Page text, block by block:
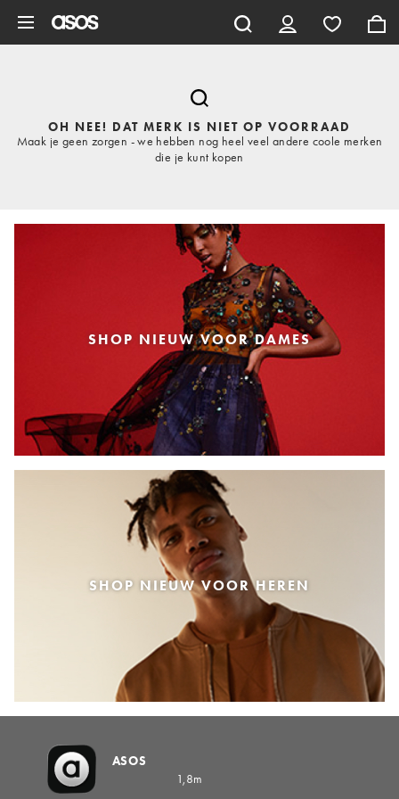
OH NEE! DAT MERK IS NIET OP VOORRAAD
Maak je geen zorgen - we hebben nog heel veel andere coole merken
die je kunt kopen
SHOP NIEUW VOOR DAMES
SHOP NIEUW VOOR HEREN
ASOS
1,8m